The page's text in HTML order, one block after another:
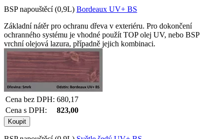
BSP napouštěcí (0,9L) Bordeaux UV+ BS
Základní nátěr pro ochranu dřeva v exteriéru. Pro dokončení
ochranného systému je vhodné použít TOP olej UV, nebo BSP
vrchní olejová lazura, případně jejich kombinaci.
Cena bez DPH: 680,17
Cena s DPH:
823,00